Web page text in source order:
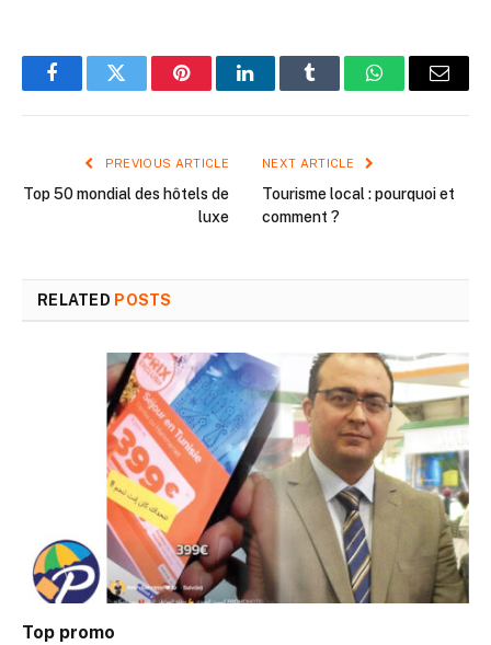
FacebookTwitter PinterestLinkedInTumblr WhatsAppEmail
PREVIOUS ARTICLE
Top 50 mondial des hôtels de
luxe
NEXT ARTICLE
Tourisme local : pourquoi et
comment ?
RELATED POSTS
Top promo